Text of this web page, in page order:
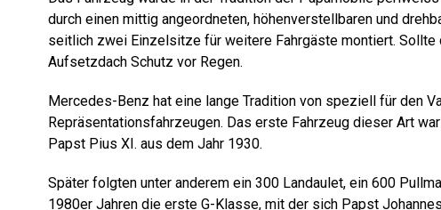
durch einen mittig angeordneten, höhenverstellbaren und
seitlich zwei Einzelsitze für weitere Fahrgäste montiert.
Aufsetzdach Schutz vor Regen.
Mercedes-Benz hat eine lange Tradition von speziell für den
Repräsentationsfahrzeugen. Das erste Fahrzeug dieser Art
Papst Pius XI. aus dem Jahr 1930.
Später folgten unter anderem ein 300 Landaulet, ein 600
1980er Jahren die erste G-Klasse, mit der sich Papst